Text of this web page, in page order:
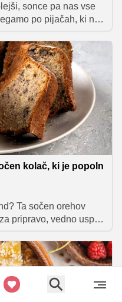
sonce pa nas vse
po pijačah, ki nas
tem času skoraj
lahek, aromatičen in
se ne konča le v
kolač, ki je popoln
Ta sočen orehov
pripravo, vedno uspe
ter bogatim okusom.
ki jih imamo skoraj
prileže s